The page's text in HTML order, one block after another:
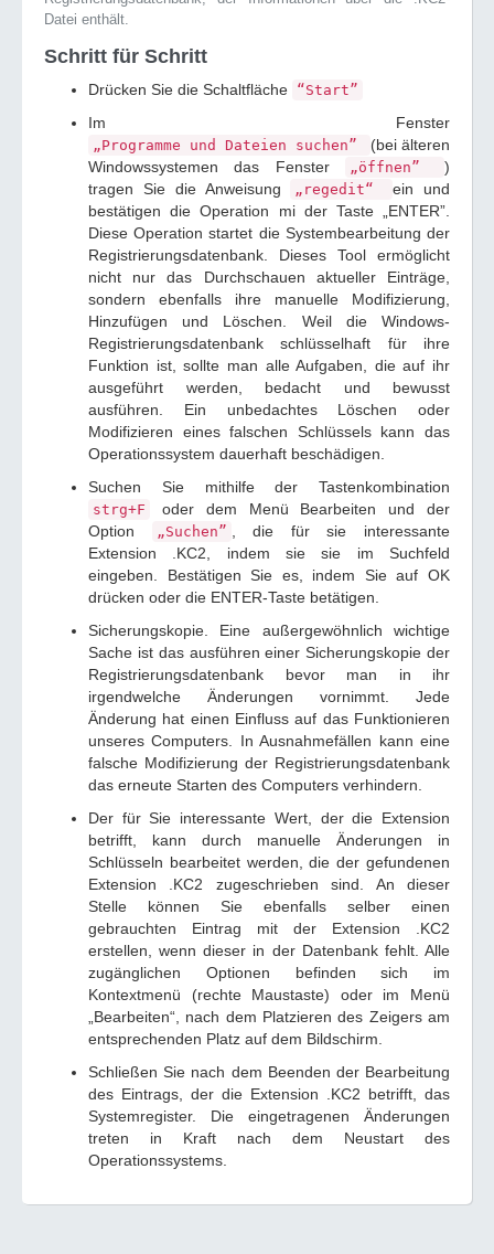
Datei enthält.
Schritt für Schritt
Drücken Sie die Schaltfläche “Start”
Im Fenster
„Programme und Dateien suchen”
(bei älteren
Windowssystemen das Fenster
„öffnen”
)
tragen Sie die Anweisung
„regedit“
ein und
bestätigen die Operation mi der Taste „ENTER”.
Diese Operation startet die Systembearbeitung der
Registrierungsdatenbank. Dieses Tool ermöglicht
nicht nur das Durchschauen aktueller Einträge,
sondern ebenfalls ihre manuelle Modifizierung,
Hinzufügen und Löschen. Weil die Windows-
Registrierungsdatenbank schlüsselhaft für ihre
Funktion ist, sollte man alle Aufgaben, die auf ihr
ausgeführt werden, bedacht und bewusst
ausführen. Ein unbedachtes Löschen oder
Modifizieren eines falschen Schlüssels kann das
Operationssystem dauerhaft beschädigen.
Suchen Sie mithilfe der Tastenkombination
strg+F
oder dem Menü Bearbeiten und der
Option
„Suchen”
, die für sie interessante
Extension .KC2, indem sie sie im Suchfeld
eingeben. Bestätigen Sie es, indem Sie auf OK
drücken oder die ENTER-Taste betätigen.
Sicherungskopie. Eine außergewöhnlich wichtige
Sache ist das ausführen einer Sicherungskopie der
Registrierungsdatenbank bevor man in ihr
irgendwelche Änderungen vornimmt. Jede
Änderung hat einen Einfluss auf das Funktionieren
unseres Computers. In Ausnahmefällen kann eine
falsche Modifizierung der Registrierungsdatenbank
das erneute Starten des Computers verhindern.
Der für Sie interessante Wert, der die Extension
betrifft, kann durch manuelle Änderungen in
Schlüsseln bearbeitet werden, die der gefundenen
Extension .KC2 zugeschrieben sind. An dieser
Stelle können Sie ebenfalls selber einen
gebrauchten Eintrag mit der Extension .KC2
erstellen, wenn dieser in der Datenbank fehlt. Alle
zugänglichen Optionen befinden sich im
Kontextmenü (rechte Maustaste) oder im Menü
„Bearbeiten“, nach dem Platzieren des Zeigers am
entsprechenden Platz auf dem Bildschirm.
Schließen Sie nach dem Beenden der Bearbeitung
des Eintrags, der die Extension .KC2 betrifft, das
Systemregister. Die eingetragenen Änderungen
treten in Kraft nach dem Neustart des
Operationssystems.